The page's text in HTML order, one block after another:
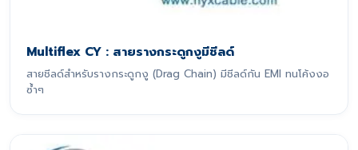
Multiflex CY : สายรางกระดูกงูมีชีลด์
สายชีลด์สำหรับรางกระดูกงู (Drag Chain) มีชีลด์กัน EMI ทนโค้งงอ
ซ้ำๆ